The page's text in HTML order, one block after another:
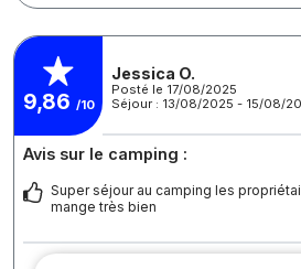
9,86 /10
Jessica O.
Posté le 17/08/2025
Séjour : 13/08/2025 - 15/08/
Avis sur le camping :
Super séjour au camping les
mange très bien